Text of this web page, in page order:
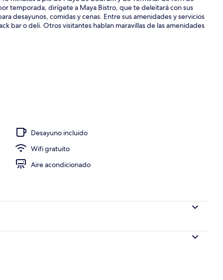
Televisión LCD
temporada, dirígete a Maya Bistro, que te deleitará con sus
desayunos, comidas y cenas. Entre sus amenidades y servicios
bar o deli. Otros visitantes hablan maravillas de las amenidades
Desayuno incluido
Wifi gratuito
Aire acondicionado